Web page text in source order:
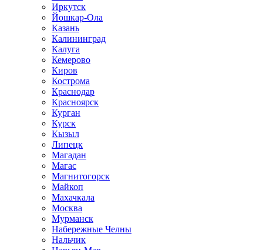
Иркутск
Йошкар-Ола
Казань
Калининград
Калуга
Кемерово
Киров
Кострома
Краснодар
Красноярск
Курган
Курск
Кызыл
Липецк
Магадан
Магас
Магнитогорск
Майкоп
Махачкала
Москва
Мурманск
Набережные Челны
Нальчик